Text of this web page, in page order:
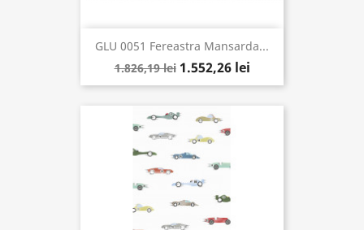
GLU 0051 Fereastra Mansarda...
1.826,19 lei 1.552,26 lei